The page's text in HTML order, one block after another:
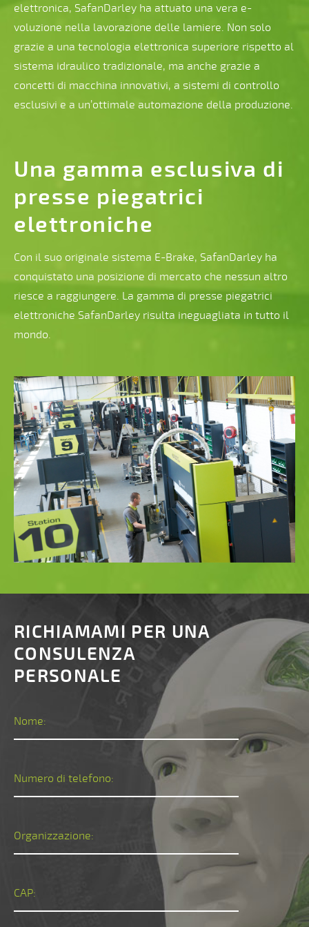
elettronica, SafanDarley ha attuato una vera e-
voluzione nella lavorazione delle lamiere. Non solo
grazie a una tecnologia elettronica superiore rispetto al
sistema idraulico tradizionale, ma anche grazie a
concetti di macchina innovativi, a sistemi di controllo
esclusivi e a un’ottimale automazione della produzione.
Una gamma esclusiva di
presse piegatrici
elettroniche
Con il suo originale sistema E-Brake, SafanDarley ha
conquistato una posizione di mercato che nessun altro
riesce a raggiungere. La gamma di presse piegatrici
elettroniche SafanDarley risulta ineguagliata in tutto il
mondo.
RICHIAMAMI PER UNA
CONSULENZA
PERSONALE
Nome:
Numero di telefono:
Organizzazione:
CAP: